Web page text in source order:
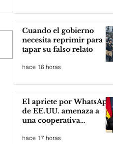
Cuando el gobierno
necesita reprimir para
tapar su falso relato
hace 16 horas
El apriete por WhatsApp
de EE.UU. amenaza a
una cooperativa
argentina para boicotear
a Huawei
hace 17 horas